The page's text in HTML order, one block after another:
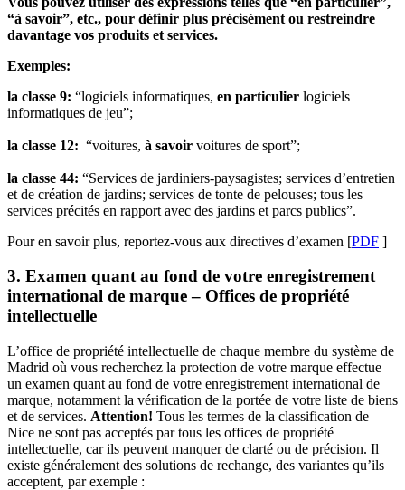
“à savoir”, etc., pour définir plus précisément ou restreindre
davantage vos produits et services.
Exemples:
la classe 9: “logiciels informatiques, en particulier logiciels
informatiques de jeu”;
la classe 12: “voitures, à savoir voitures de sport”;
la classe 44: “Services de jardiniers-paysagistes; services d’entretien
et de création de jardins; services de tonte de pelouses; tous les
services précités en rapport avec des jardins et parcs publics”.
Pour en savoir plus, reportez-vous aux directives d’examen [PDF ]
3. Examen quant au fond de votre enregistrement
international de marque – Offices de propriété
intellectuelle
L’office de propriété intellectuelle de chaque membre du système de
Madrid où vous recherchez la protection de votre marque effectue
un examen quant au fond de votre enregistrement international de
marque, notamment la vérification de la portée de votre liste de biens
et de services. Attention! Tous les termes de la classification de
Nice ne sont pas acceptés par tous les offices de propriété
intellectuelle, car ils peuvent manquer de clarté ou de précision. Il
existe généralement des solutions de rechange, des variantes qu’ils
acceptent, par exemple :